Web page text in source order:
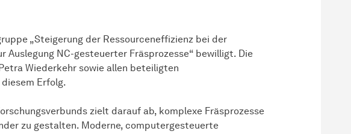
„Steigerung der Ressourceneffizienz bei der
Auslegung NC-gesteuerter Fräsprozesse“ bewilligt. Die
Wiederkehr sowie allen beteiligten
Erfolg.
zielt darauf ab, komplexe Fräsprozesse
zu gestalten. Moderne, computergesteuerte